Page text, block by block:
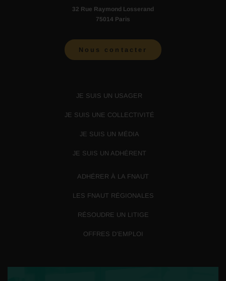
32 Rue Raymond Losserand
75014 Paris
Nous contacter
JE SUIS UN USAGER
JE SUIS UNE COLLECTIVITÉ
JE SUIS UN MÉDIA
JE SUIS UN ADHÉRENT
ADHÉRER À LA FNAUT
LES FNAUT RÉGIONALES
RÉSOUDRE UN LITIGE
OFFRES D’EMPLOI